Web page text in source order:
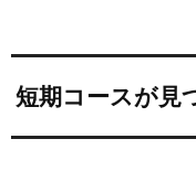
短期コースが見